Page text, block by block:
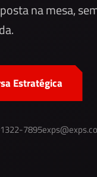
na mesa,
Estratégica
7895